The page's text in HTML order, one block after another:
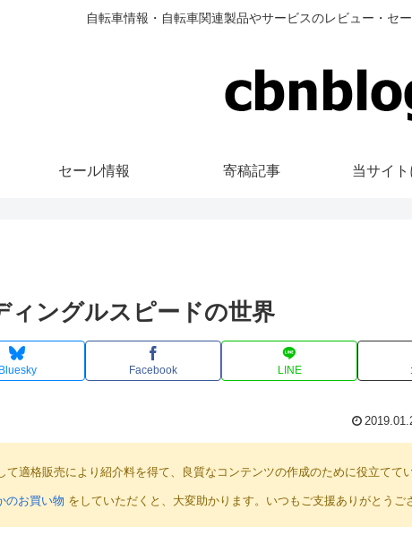
自転車情報・自転車関連製品やサービスのレビュー・セ
セール情報 寄稿記事 当サイ
ィングルスピードの世界
Bluesky Facebook LINE
適格販売により紹介料を得て、良質なコンテンツの作成のために役立てて
のお買い物 をしていただくと、大変助かります。いつもご支援ありがとうご